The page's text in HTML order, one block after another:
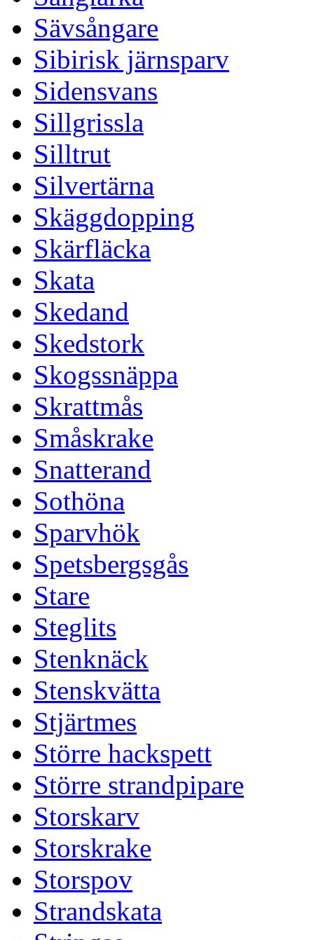
Sävsångare
Sibirisk järnsparv
Sidensvans
Sillgrissla
Silltrut
Silvertärna
Skäggdopping
Skärfläcka
Skata
Skedand
Skedstork
Skogssnäppa
Skrattmås
Småskrake
Snatterand
Sothöna
Sparvhök
Spetsbergsgås
Stare
Steglits
Stenknäck
Stenskvätta
Stjärtmes
Större hackspett
Större strandpipare
Storskarv
Storskrake
Storspov
Strandskata